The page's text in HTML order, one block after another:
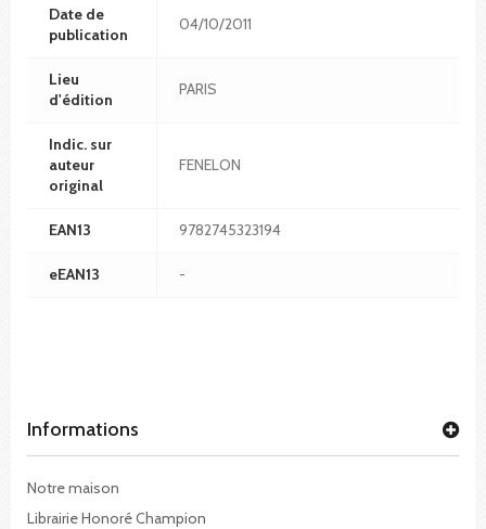
Date de
publication
04/10/2011
Lieu
d'édition
PARIS
Indic. sur
auteur
original
FENELON
EAN13 9782745323194
eEAN13 -
Informations
Notre maison
Librairie Honoré Champion